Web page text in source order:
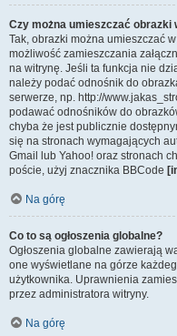
Czy można umieszczać obrazki
Tak, obrazki można umieszczać
możliwość zamieszczania
na witrynę. Jeśli ta funkcja nie
należy podać odnośnik do
serwerze, np. http://
podawać odnośników do
chyba że jest publicznie
się na stronach wymagających
Gmail lub Yahoo! oraz stronach
poście, użyj znacznika BBCode
Na górę
Co to są ogłoszenia globalne?
Ogłoszenia globalne zawierają
one wyświetlane na górze
użytkownika. Uprawnienia
przez administratora witryny.
Na górę